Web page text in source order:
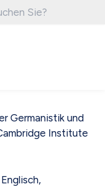
Germanistik und
Institute